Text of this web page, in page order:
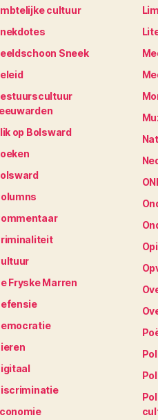
cultuur
Sneek
op Bolsward
Fryske Marren